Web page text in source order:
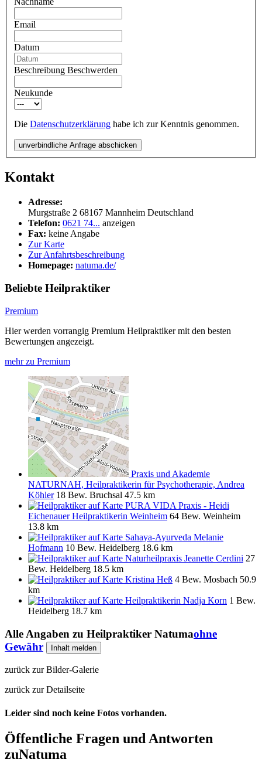
Email
Datum
Beschreibung Beschwerden
Neukunde
Die Datenschutzerklärung habe ich zur Kenntnis genommen.
unverbindliche Anfrage abschicken
Kontakt
Adresse:
Murgstraße 2 68167 Mannheim Deutschland
Telefon: 0621 74... anzeigen
Fax: keine Angabe
Zur Karte
Zur Anfahrtsbeschreibung
Homepage: natuma.de/
Beliebte Heilpraktiker
Premium
Hier werden vorrangig Premium Heilpraktiker mit den besten
Bewertungen angezeigt.
mehr zu Premium
Praxis und Akademie
NATURNAH, Heilpraktikerin für Psychotherapie, Andrea
Köhler 18 Bew. Bruchsal 47.5 km
PURA VIDA Praxis - Heidi
Eichenauer Heilpraktikerin Weinheim 64 Bew. Weinheim
13.8 km
Sahaya-Ayurveda Melanie
Hofmann 10 Bew. Heidelberg 18.6 km
Naturheilpraxis Jeanette Cerdini 27
Bew. Heidelberg 18.5 km
Kristina Heß 4 Bew. Mosbach 50.9
km
Heilpraktikerin Nadja Korn 1 Bew.
Heidelberg 18.7 km
Alle Angaben zu Heilpraktiker Natumaohne
Gewähr
Inhalt melden
zurück zur Bilder-Galerie
zurück zur Detailseite
Leider sind noch keine Fotos vorhanden.
Öffentliche Fragen und Antworten
zuNatuma